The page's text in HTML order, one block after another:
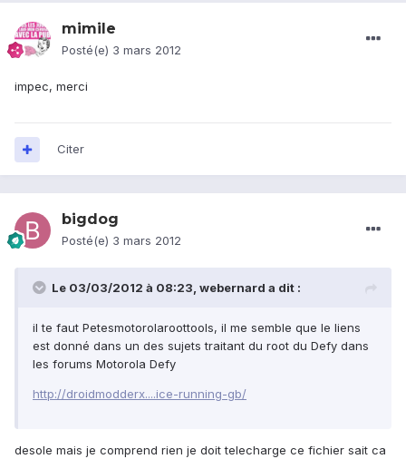
mimile
Posté(e) 3 mars 2012
impec, merci
Citer
bigdog
Posté(e) 3 mars 2012
Le 03/03/2012 à 08:23, webernard a dit :
il te faut Petesmotorolaroottools, il me semble que le liens
est donné dans un des sujets traitant du root du Defy dans
les forums Motorola Defy
http://droidmodderx....ice-running-gb/
desole mais je comprend rien je doit telecharge ce fichier sait ca